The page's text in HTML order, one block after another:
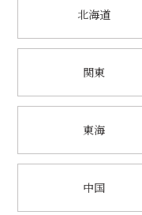
北海道
関東
東海
中国